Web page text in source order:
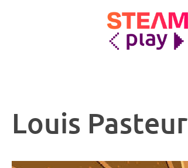
Louis Pasteur